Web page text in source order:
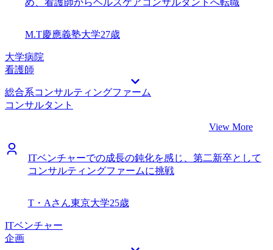
め、看護師からヘルスケアコンサルタントへ転職
M.T慶應義塾大学27歳
大学病院
看護師
総合系コンサルティングファーム
コンサルタント
View More
ITベンチャーでの成長の鈍化を感じ、第二新卒として
コンサルティングファームに挑戦
T・Aさん東京大学25歳
ITベンチャー
企画